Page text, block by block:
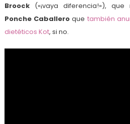
Broock(«¡vaya diferencia!»),
Ponche Caballero que también
dietéticos Kot, si no.